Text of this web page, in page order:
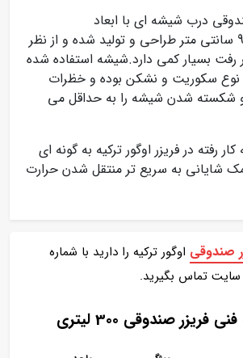
درب شیشه ای با ابعاد
استاندارد 66*104*95 سانتی متر طراحی و تولید شده و از نظر
بسیار کمی دارد.شیشه استفاده شده
نوع سکوریت و نشکن بوده و خظرات
شکسته شدن شیشه را به حداقل می
کار رفته در فریزر اوگور ترکیه به گونه ای
شایانی به سریع تر منتقل شدن حرارت
صندوقی اوگور ترکیه را دارید با شماره
تماس بگیرید.
صندوقی 300 لیتری